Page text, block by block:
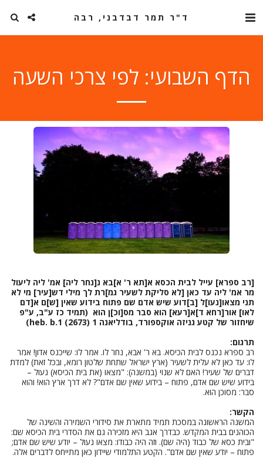
ד"ר תמר דבדבני, רבה
הדף השבועי: לפי צרכי השעה
[רב ספרא] עייל לבית הכסא א[תא ר' א]בא נ[נחר ליה] אמ' ליה ליעול
מר אמ' ליה עד כאן [לא סליקת לשעיר גמ]רת לך מילי דש[עיר] מי לא
תני מצאו[נעו]ל [ב]דוע שיש אדם שם פתוח בידוע שאין [ש]ם א[דם
לאו] אור[רחא ד]א[רעא] הוא סבר מס[וכ]ן הוא (תמיד כז ע"ב, ע"פ
שיחזור של קטע גניזה אוקספורד, בודליאנה heb. b.1 (2673) 1)
תרגום:
רב ספרא נכנס לבית הכיסא. בא ר' אבא, נחר לו. אמר לו: שייכנס אדון! אמר
לו: עד כאן לא עלית לשעיר (ארץ ישראל שתחת שלטון רומא, ובכל זאת) למדת
דברים של שעיר! האם לא שנוי (במשנה): "מצאו (את בית הכיסא) נעול –
בידוע שיש שם אדם, פתוח – בידוע שאין שם אדם"? לא דרך ארץ הוא! והוא
סבר: מסוכן הוא.
הקשר:
המשנה הראשונה במסכת תמיד מתארת את סידורי השמירה והשינה של
הכוהנים בבית המקדש. כבדרך אגב היא מזכירה גם את הסדרי בית הכיסא שם:
"ובית כסא של כבוד (היה שם). וזה היה כבודו: מצאו נעול – יודע שיש שם אדם;
פתוח – יודע שאין שם אדם". הקטע התלמודי שיידון כאן מתייחס לדברים אלה.